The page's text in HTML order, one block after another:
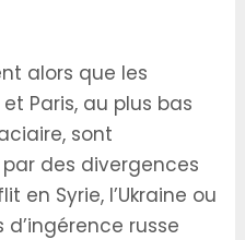
alors que les
Paris, au plus bas
sont
des divergences
en Syrie, l’Ukraine ou
russe